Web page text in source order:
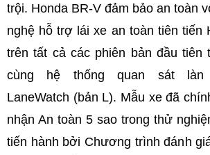
trội. Honda BR-V đảm bảo an toàn
nghệ hỗ trợ lái xe an toàn tiên tiến
trên tất cả các phiên bản đầu tiên
cùng hệ thống quan sát làn
LaneWatch (bản L). Mẫu xe đã
nhận An toàn 5 sao trong thử
tiến hành bởi Chương trình đánh